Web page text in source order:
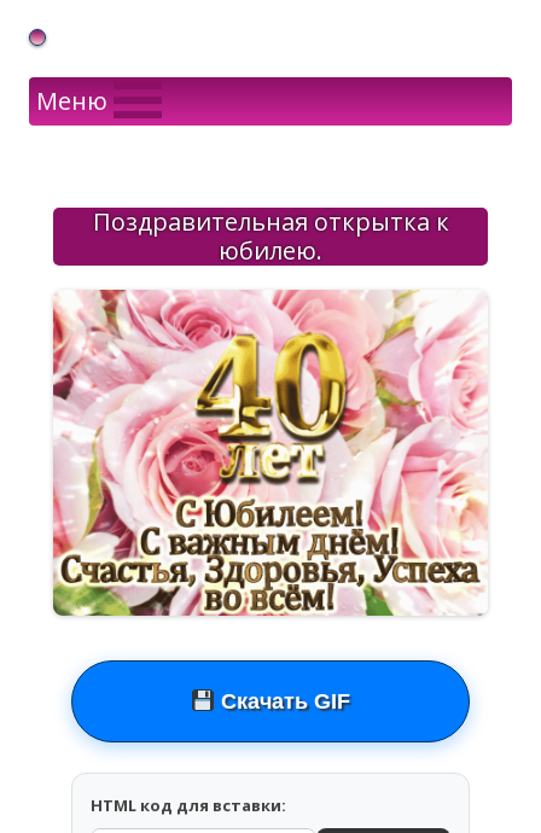
Gif Открытки в подарок
Меню
Поздравительная открытка к
юбилею.
Скачать GIF
HTML код для вставки: